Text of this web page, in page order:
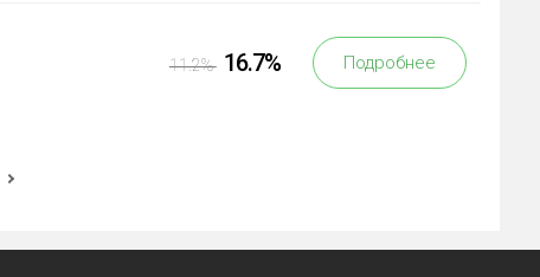
11.2% 16.7% Подробнее